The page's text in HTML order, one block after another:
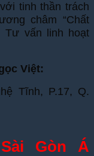
tinh thần trách
châm “Chất
Tư vấn linh hoạt
Việt:
Tĩnh, P.17, Q.
Gòn Á